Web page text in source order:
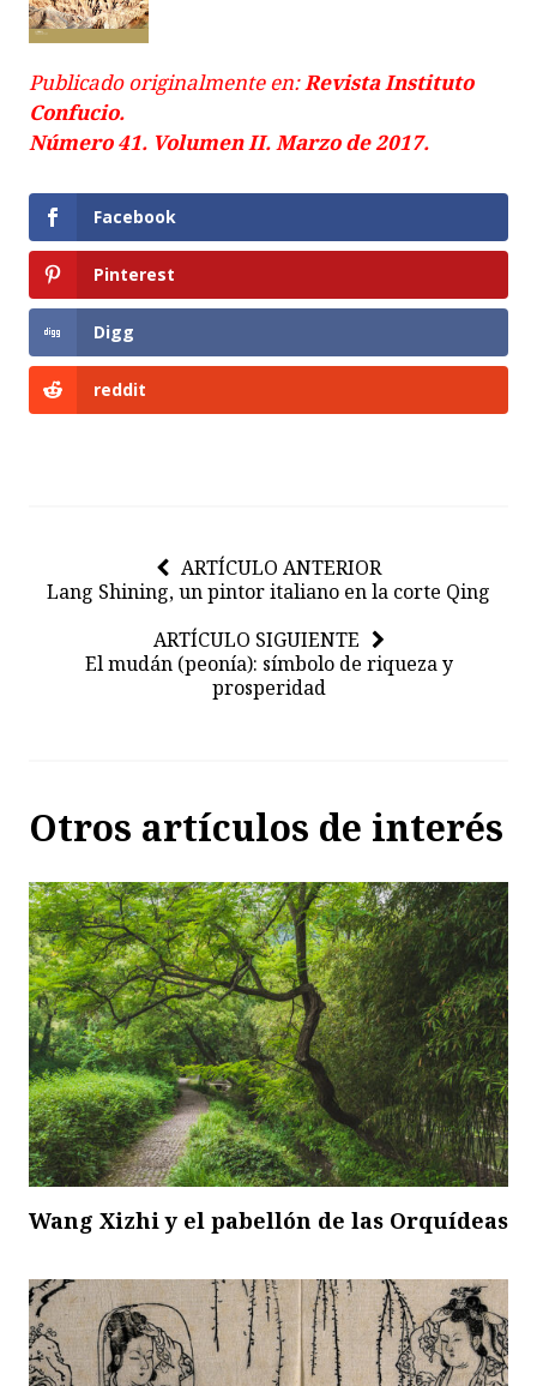
Publicado originalmente en:Revista Instituto
Confucio.
Número 41. Volumen II. Marzo de 2017.
Facebook
Pinterest
Digg
reddit
ARTÍCULO ANTERIOR
Lang Shining, un pintor italiano en la corte Qing
ARTÍCULO SIGUIENTE
El mudán (peonía): símbolo de riqueza y
prosperidad
Otros artículos de interés
Wang Xizhi y el pabellón de las Orquídeas